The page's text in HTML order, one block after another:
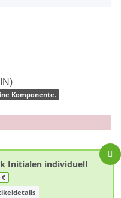
Komponente.
Initialen individuell
€